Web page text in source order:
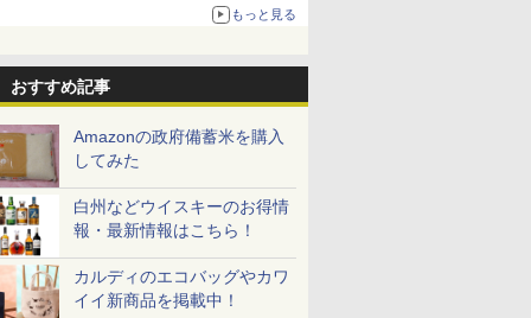
、Windows 10/11、「Chrome」も走り回
。復活記念で2026年末まで500円
もっと見る
おすすめ記事
Amazonの政府備蓄米を購入
してみた
白州などウイスキーのお得情
報・最新情報はこちら！
カルディのエコバッグやカワ
イイ新商品を掲載中！